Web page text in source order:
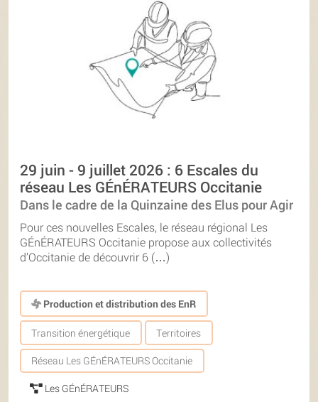
29 juin - 9 juillet 2026 : 6 Escales du
réseau Les GÉnÉRATEURS Occitanie
Dans le cadre de la Quinzaine des Elus pour Agir
Pour ces nouvelles Escales, le réseau régional Les
GÉnÉRATEURS Occitanie propose aux collectivités
d’Occitanie de découvrir 6 (…)
Production et distribution des EnR
Transition énergétique Territoires
Réseau Les GÉnÉRATEURS Occitanie
Les GÉnÉRATEURS